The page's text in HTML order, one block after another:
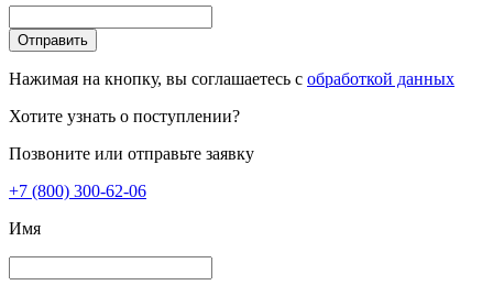
Отправить
Нажимая на кнопку, вы соглашаетесь с обработкой данных
Хотите узнать о поступлении?
Позвоните или отправьте заявку
+7 (800) 300-62-06
Имя